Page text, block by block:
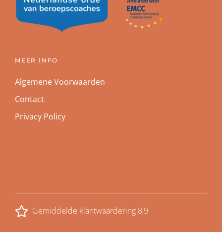
MEER INFO
Algemene Voorwaarden
Contact
Privacy Policy
Gemiddelde klantwaardering 8,9